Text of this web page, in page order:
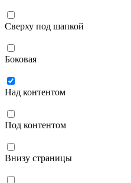
Сверху под шапкой
Боковая
Над контентом
Под контентом
Внизу страницы